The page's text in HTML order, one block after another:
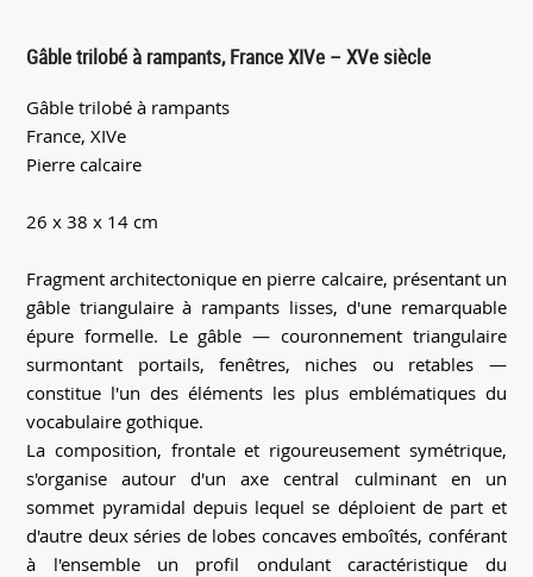
Gâble trilobé à rampants, France XIVe – XVe siècle
Gâble trilobé à rampants
France, XIVe
Pierre calcaire
26 x 38 x 14 cm
Fragment architectonique en pierre calcaire, présentant un
gâble triangulaire à rampants lisses, d'une remarquable
épure formelle. Le gâble — couronnement triangulaire
surmontant portails, fenêtres, niches ou retables —
constitue l'un des éléments les plus emblématiques du
vocabulaire gothique.
La composition, frontale et rigoureusement symétrique,
s'organise autour d'un axe central culminant en un
sommet pyramidal depuis lequel se déploient de part et
d'autre deux séries de lobes concaves emboîtés, conférant
à l'ensemble un profil ondulant caractéristique du